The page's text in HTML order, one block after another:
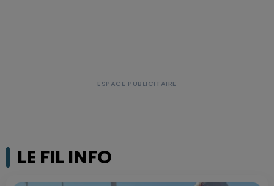
LE FIL INFO